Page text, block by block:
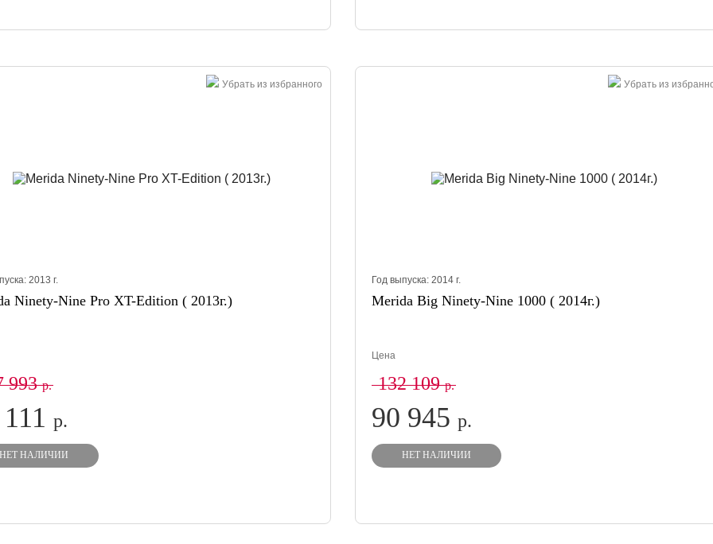
Убрать из избранного
2013г.
Ninety-Nine Pro XT-Edition ( 2013г.)
993р.
111р.
НЕТ НАЛИЧИИ
Убрать из
Год выпуска: 2014 г.
Merida Big Ninety-Nine 1000 ( 2014г.)
Цена
132 109р.
90 945 р.
НЕТ НАЛИЧИИ